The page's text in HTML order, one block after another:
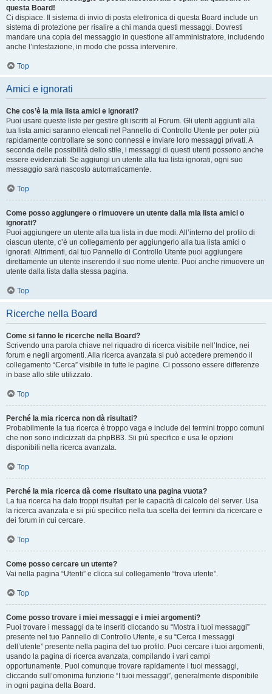
questa Board!
Ci dispiace. Il sistema di invio di posta elettronica di questa Board include un
sistema di protezione per risalire a chi manda questi messaggi. Dovresti
mandare una copia del messaggio in questione all’amministratore, includendo
anche l’intestazione, in modo che possa intervenire.
Top
Amici e ignorati
Che cos’è la mia lista amici e ignorati?
Puoi usare queste liste per gestire gli iscritti al Forum. Gli utenti aggiunti alla
tua lista amici saranno elencati nel Pannello di Controllo Utente per poter più
rapidamente controllare se sono connessi e inviare loro messaggi privati. A
seconda delle possibilità dello stile, i messaggi di questi utenti possono anche
essere evidenziati. Se aggiungi un utente alla tua lista ignorati, ogni suo
messaggio sarà nascosto automaticamente.
Top
Come posso aggiungere o rimuovere un utente dalla mia lista amici o
ignorati?
Puoi aggiungere un utente alla tua lista in due modi. All’interno del profilo di
ciascun utente, c’è un collegamento per aggiungerlo alla tua lista amici o
ignorati. Altrimenti, dal tuo Pannello di Controllo Utente puoi aggiungere
direttamente un utente inserendo il suo nome utente. Puoi anche rimuovere un
utente dalla lista dalla stessa pagina.
Top
Ricerche nella Board
Come si fanno le ricerche nella Board?
Scrivendo una parola chiave nel riquadro di ricerca visibile nell’Indice, nei
forum e negli argomenti. Alla ricerca avanzata si può accedere premendo il
collegamento “Cerca” visibile in tutte le pagine. Ci possono essere differenze
in base allo stile utilizzato.
Top
Perché la mia ricerca non dà risultati?
Probabilmente la tua ricerca è troppo vaga e include dei termini troppo comuni
che non sono indicizzati da phpBB3. Sii più specifico e usa le opzioni
disponibili nella ricerca avanzata.
Top
Perché la mia ricerca dà come risultato una pagina vuota?
La tua ricerca ha dato troppi risultati per le capacità di calcolo del server. Usa
la ricerca avanzata e sii più specifico nella tua scelta dei termini da ricercare e
dei forum in cui cercare.
Top
Come posso cercare un utente?
Vai nella pagina “Utenti” e clicca sul collegamento “trova utente”.
Top
Come posso trovare i miei messaggi e i miei argomenti?
Puoi trovare i messaggi da te inseriti cliccando su “Mostra i tuoi messaggi”
presente nel tuo Pannello di Controllo Utente, e su “Cerca i messaggi
dell’utente” presente nella pagina del tuo profilo. Puoi cercare i tuoi argomenti,
usando la pagina di ricerca avanzata, compilando i vari campi
opportunamente. Puoi comunque trovare rapidamente i tuoi messaggi,
cliccando sull’omonima funzione “I tuoi messaggi”, generalmente disponibile
in ogni pagina della Board.